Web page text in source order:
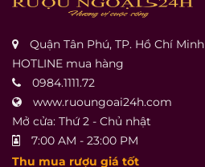
Quận Tân Phú, TP. Hồ Chí Minh
HOTLINE mua hàng
0984.1111.72
www.ruoungoai24h.com
Mở cửa: Thứ 2 - Chủ nhật
7:00 AM - 23:00 PM
Thu mua rượu giá tốt